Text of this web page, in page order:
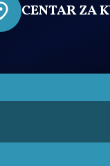
CENTAR ZA